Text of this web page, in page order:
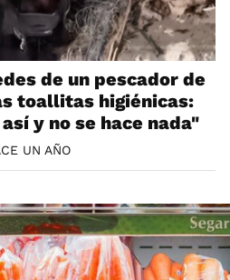
de un pescador de
toallitas higiénicas:
y no se hace nada"
UN AÑO